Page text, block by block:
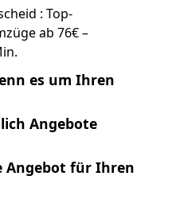
: Top-
ab 76€ –
es um Ihren
Angebote
Angebot für Ihren